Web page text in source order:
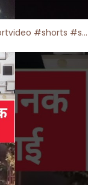
पुलिस और गौकशी आरोपियों में मुठभेड़ ! #shortvideo #shorts #shortsfeed